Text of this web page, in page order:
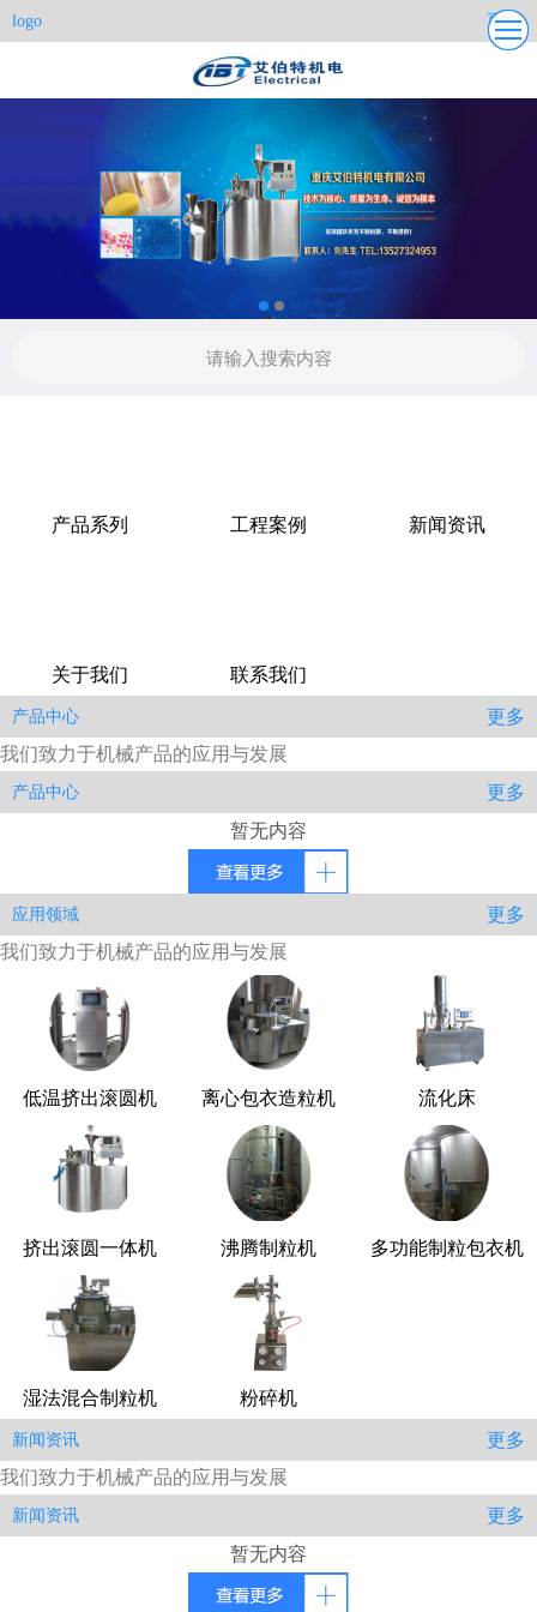
logo 更多
产品系列 工程案例 新闻资讯
关于我们 联系我们
产品中心
更多
我们致力于机械产品的应用与发展
产品中心
更多
暂无内容
应用领域
更多
我们致力于机械产品的应用与发展
低温挤出滚圆机 离心包衣造粒机 流化床
挤出滚圆一体机 沸腾制粒机 多功能制粒包衣机
湿法混合制粒机 粉碎机
新闻资讯
更多
我们致力于机械产品的应用与发展
新闻资讯
更多
暂无内容